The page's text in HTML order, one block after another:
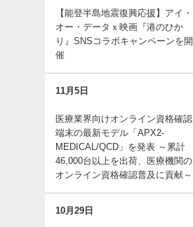
【能登半島地震復興応援】アイ・
オー・データｘ映画『港のひか
り』SNSコラボキャンペーンを開
催
11月5日
医療業界向けオンライン資格確認
端末の最新モデル「APX2-
MEDICAL/QCD」を発表 ～累計
46,000台以上を出荷、医療機関の
オンライン資格確認普及に貢献～
10月29日